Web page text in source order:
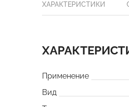
ХАРАКТЕРИСТИКИ
Применение
Вид